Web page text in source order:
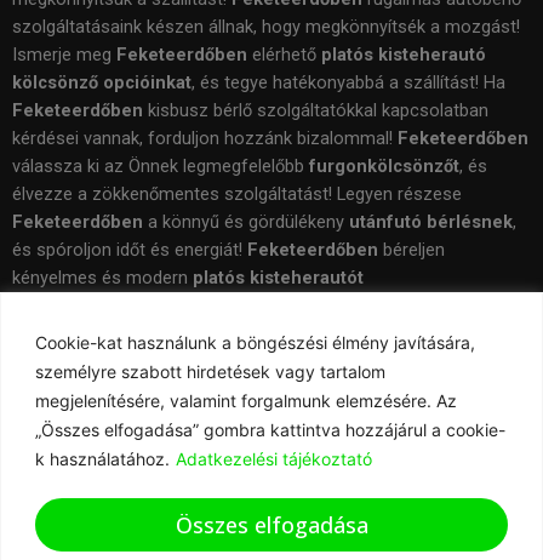
Cookie-kat használunk a böngészési élmény javítására,
személyre szabott hirdetések vagy tartalom
megjelenítésére, valamint forgalmunk elemzésére. Az
„Összes elfogadása” gombra kattintva hozzájárul a cookie-
k használatához. Adatkezelési tájékoztató
Összes elfogadása
szolgáltatásaink készen állnak, hogy megkönnyítsék a mozgást!
Ismerje meg Feketeerdőben elérhető platós kisteherautó
kölcsönző opcióinkat, és tegye hatékonyabbá a szállítást! Ha
Feketeerdőben kisbusz bérlő szolgáltatókkal kapcsolatban
kérdései vannak, forduljon hozzánk bizalommal! Feketeerdőben
válassza ki az Önnek legmegfelelőbb furgonkölcsönzőt, és
élvezze a zökkenőmentes szolgáltatást! Legyen részese
Feketeerdőben a könnyű és gördülékeny utánfutó bérlésnek,
és spóroljon időt és energiát! Feketeerdőben béreljen
kényelmes és modern platós kisteherautót
Tartalomjegyzék